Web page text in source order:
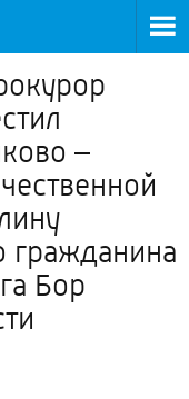
–
гражданина
Бор